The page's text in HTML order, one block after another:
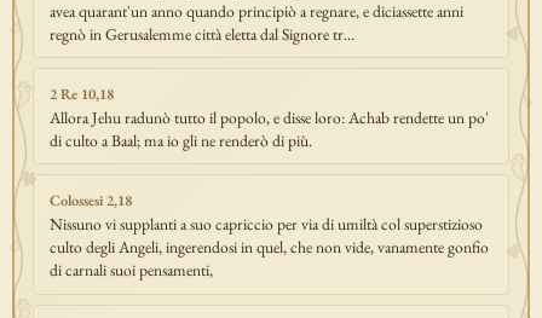
avea quarant'un anno quando principiò a regnare, e diciassette anni
regnò in Gerusalemme città eletta dal Signore tr…
2 Re 10,18
Allora Jehu radunò tutto il popolo, e disse loro: Achab rendette un po'
di culto a Baal; ma io gli ne renderò di più.
Colossesi 2,18
Nissuno vi supplanti a suo capriccio per via di umiltà col superstizioso
culto degli Angeli, ingerendosi in quel, che non vide, vanamente gonfio
di carnali suoi pensamenti,